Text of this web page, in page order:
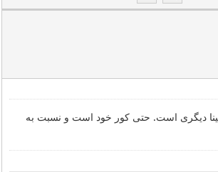
دیگری است. حتی کور خود است و نسبت به